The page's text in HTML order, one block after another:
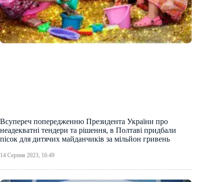
Всупереч попередженню Президента України про
неадекватні тендери та рішення, в Полтаві придбали
пісок для дитячих майданчиків за мільйон гривень
14 Серпня 2023, 16:49